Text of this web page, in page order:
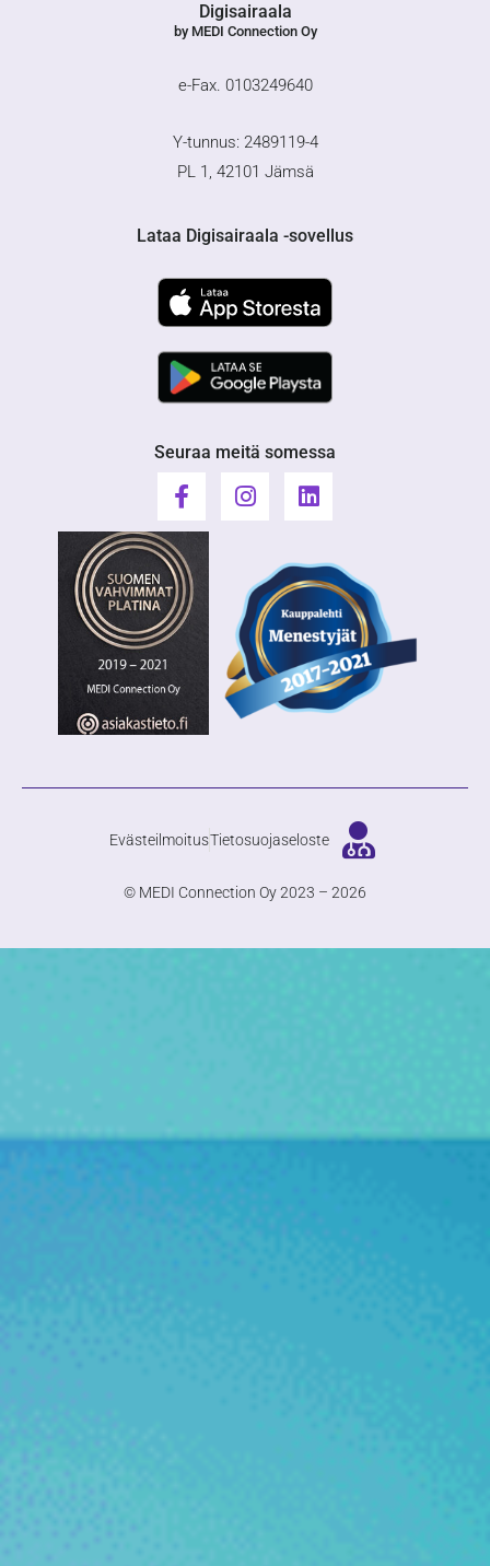
Digisairaala
by MEDI Connection Oy
e-Fax. 0103249640
Y-tunnus: 2489119-4
PL 1, 42101 Jämsä
Lataa Digisairaala -sovellus
Seuraa meitä somessa
EvästeilmoitusTietosuojaseloste
© MEDI Connection Oy 2023 – 2026